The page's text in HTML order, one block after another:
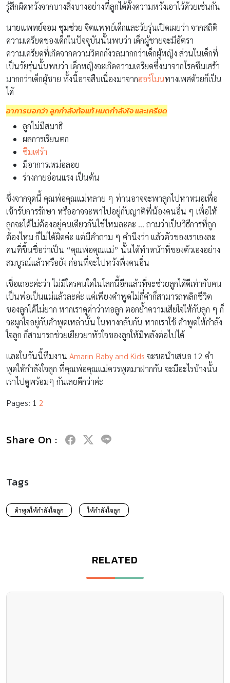
รู้สึกผิดหวังจากบางสิ่งบางอย่างที่ลูกได้ตั้งความหวังเอาไว้ด้วยเช่นกัน
นายแพทย์จอม ชุมช่วย จิตแพทย์เด็กและวัยรุ่นเปิดเผยว่า จากสถิติ
ความเครียดของเด็กในปัจจุบันนั้นพบว่า เด็กผู้ชายจะมีอัตรา
ความเครียดที่เกิดจากความวิตกกังวลมากกว่าเด็กผู้หญิง ส่วนในเด็กที่
เป็นวัยรุ่นนั้นพบว่า เด็กหญิงจะเกิดความเครียดซึ่งมาจากโรคซึมเศร้า
มากกว่าเด็กผู้ชาย ทั้งนี้อาจสืบเนื่องมาจากฮอร์โมนทางเพศด้วยก็เป็น
ได้
อาการบอกว่า ลูกกำลังท้อแท้ หมดกำลังใจ และเครียด
ลูกไม่มีสมาธิ
ผลการเรียนตก
ซึมเศร้า
มีอาการเหม่อลอย
ร่างกายอ่อนแรง เป็นต้น
ซึ่งจากจุดนี้ คุณพ่อคุณแม่หลาย ๆ ท่านอาจจะพาลูกไปหาหมอเพื่อ
เข้ารับการรักษา หรืออาจจะพาไปอยู่กับญาติพี่น้องคนอื่น ๆ เพื่อให้
ลูกจะได้ไม่ต้องอยู่คนเดียวกันใช่ไหมละคะ … ถามว่าเป็นวิธีการที่ถูก
ต้องไหม ก็ไม่ได้ผิดค่ะ แต่มีคำถาม ๆ คำนึงว่า แล้วตัวของเราเองละ
คนที่ขึ้นชื่อว่าเป็น “คุณพ่อคุณแม่” นั้นได้ทำหน้าที่ของตัวเองอย่าง
สมบูรณ์แล้วหรือยัง ก่อนที่จะไปหวังพึ่งคนอื่น
เชื่อเถอะค่ะว่า ไม่มีใครคนใดในโลกนี้อีกแล้วที่จะช่วยลูกได้ดีเท่ากับคน
เป็นพ่อเป็นแม่แล้วละค่ะ แค่เพียงคำพูดไม่กี่คำก็สามารถพลิกชีวิต
ของลูกได้ไม่ยาก หากเราดุด่าว่าทอลูก ตอกย้ำความเสียใจให้กับลูก ๆ ก็
จะผูกใจอยู่กับคำพูดเหล่านั้น ในทางกลับกัน หากเราใช้ คำพูดให้กำลัง
ใจลูก ก็สามารถช่วยเยียวยาหัวใจของลูกให้มีพลังต่อไปได้
และในวันนี้ทีมงาน Amarin Baby and Kids จะขอนำเสนอ 12 คำ
พูดให้กำลังใจลูก ที่คุณพ่อคุณแม่ควรพูดมาฝากกัน จะมีอะไรบ้างนั้น
เราไปดูพร้อมๆ กันเลยดีกว่าค่ะ
Pages: 1 2
Share On :
Tags
คำพูดให้กำลังใจลูก ให้กำลังใจลูก
RELATED